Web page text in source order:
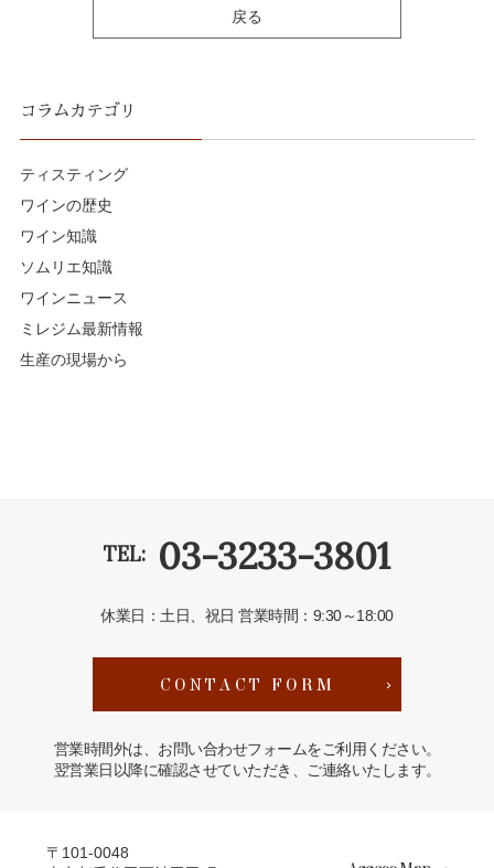
戻る
コラムカテゴリ
ティスティング
ワインの歴史
ワイン知識
ソムリエ知識
ワインニュース
ミレジム最新情報
生産の現場から
TEL: 03-3233-3801
休業日：土日、祝日営業時間：9:30～18:00
CONTACT FORM
営業時間外は、お問い合わせフォームをご利用ください。
翌営業日以降に確認させていただき、ご連絡いたします。
〒101-0048